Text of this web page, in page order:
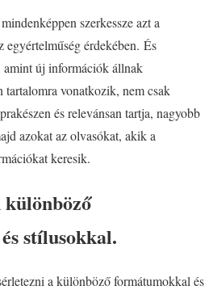
szerkessze azt a
egyértelműség érdekében. És
amint új információk állnak
tartalomra vonatkozik, nem csak
és relevánsan tartja, nagyobb
azokat az olvasókat, akik a
keresik.
stílusokkal.
a különböző formátumokkal és